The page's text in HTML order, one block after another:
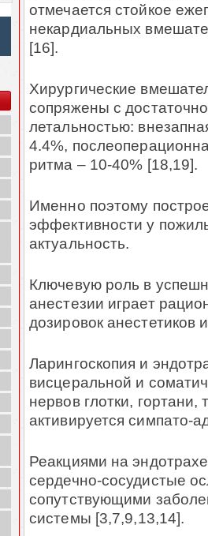
отмечается стойкое
некардиальных
[16].
Хирургические
сопряжены с
летальностью:
4.4%,
ритма – 10-40% [18,19].
Именно поэтому
эффективности у
актуальность.
Ключевую роль в
анестезии играет
дозировок анестетиков
Ларингоскопия и
висцеральной и
нервов глотки, гортани,
активируется симпато-
Реакциями на
сердечно-сосудистые
сопутствующими
системы [3,7,9,13,14].